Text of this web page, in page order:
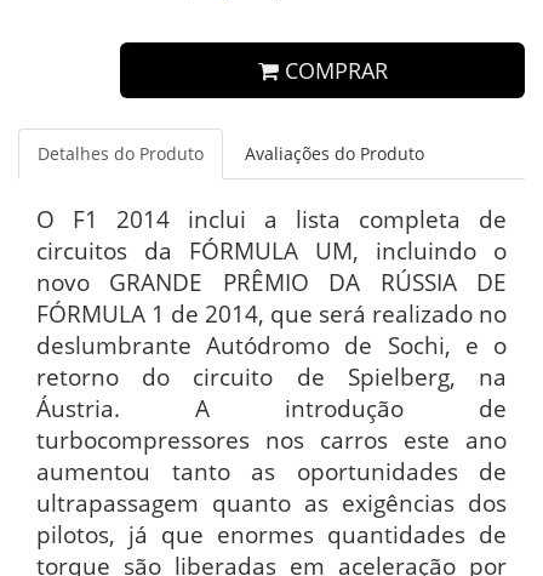
COMPRAR
Detalhes do Produto Avaliações do Produto
O F1 2014 inclui a lista completa de
circuitos da FÓRMULA UM, incluindo o
novo GRANDE PRÊMIO DA RÚSSIA DE
FÓRMULA 1 de 2014, que será realizado no
deslumbrante Autódromo de Sochi, e o
retorno do circuito de Spielberg, na
Áustria. A introdução de
turbocompressores nos carros este ano
aumentou tanto as oportunidades de
ultrapassagem quanto as exigências dos
pilotos, já que enormes quantidades de
torque são liberadas em aceleração por